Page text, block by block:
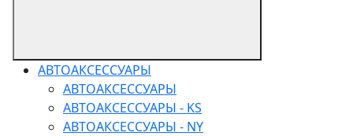
АВТОАКСЕССУАРЫ
АВТОАКСЕССУАРЫ
АВТОАКСЕССУАРЫ - KS
АВТОАКСЕССУАРЫ - NY